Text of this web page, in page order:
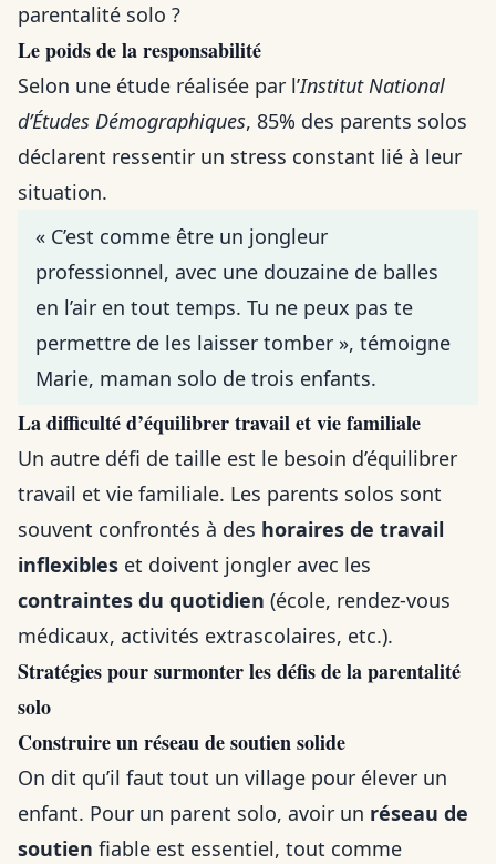
parentalité solo ?
Le poids de la responsabilité
Selon une étude réalisée par l’Institut National
d’Études Démographiques, 85% des parents solos
déclarent ressentir un stress constant lié à leur
situation.
« C’est comme être un jongleur
professionnel, avec une douzaine de balles
en l’air en tout temps. Tu ne peux pas te
permettre de les laisser tomber », témoigne
Marie, maman solo de trois enfants.
La difficulté d’équilibrer travail et vie familiale
Un autre défi de taille est le besoin d’équilibrer
travail et vie familiale. Les parents solos sont
souvent confrontés à des horaires de travail
inflexibles et doivent jongler avec les
contraintes du quotidien (école, rendez-vous
médicaux, activités extrascolaires, etc.).
Stratégies pour surmonter les défis de la parentalité
solo
Construire un réseau de soutien solide
On dit qu’il faut tout un village pour élever un
enfant. Pour un parent solo, avoir un réseau de
soutien fiable est essentiel, tout comme